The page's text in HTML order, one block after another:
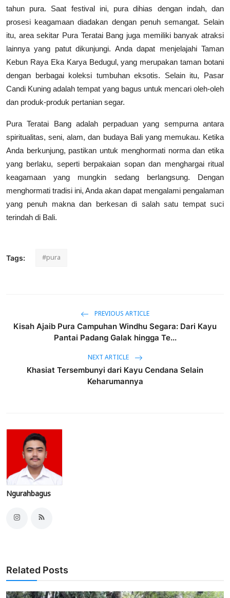
tahun pura. Saat festival ini, pura dihias dengan indah, dan
prosesi keagamaan diadakan dengan penuh semangat. Selain
itu, area sekitar Pura Teratai Bang juga memiliki banyak atraksi
lainnya yang patut dikunjungi. Anda dapat menjelajahi Taman
Kebun Raya Eka Karya Bedugul, yang merupakan taman botani
dengan berbagai koleksi tumbuhan eksotis. Selain itu, Pasar
Candi Kuning adalah tempat yang bagus untuk mencari oleh-oleh
dan produk-produk pertanian segar.
Pura Teratai Bang adalah perpaduan yang sempurna antara
spiritualitas, seni, alam, dan budaya Bali yang memukau. Ketika
Anda berkunjung, pastikan untuk menghormati norma dan etika
yang berlaku, seperti berpakaian sopan dan menghargai ritual
keagamaan yang mungkin sedang berlangsung. Dengan
menghormati tradisi ini, Anda akan dapat mengalami pengalaman
yang penuh makna dan berkesan di salah satu tempat suci
terindah di Bali.
Tags: #pura
PREVIOUS ARTICLE
Kisah Ajaib Pura Campuhan Windhu Segara: Dari Kayu
Pantai Padang Galak hingga Te...
NEXT ARTICLE
Khasiat Tersembunyi dari Kayu Cendana Selain
Keharumannya
Ngurahbagus
Related Posts